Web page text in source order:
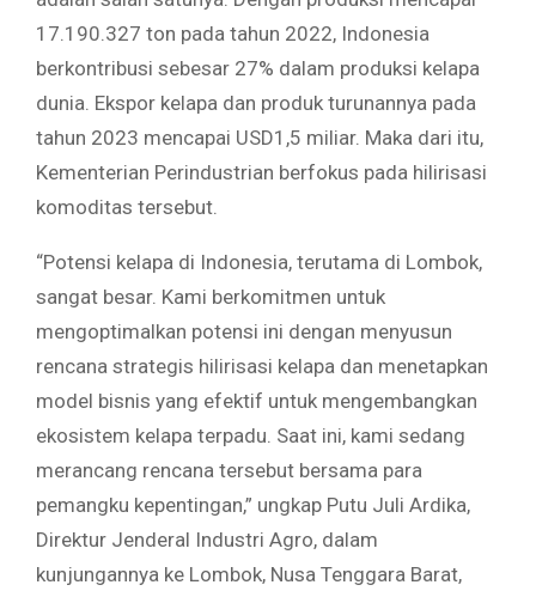
17.190.327 ton pada tahun 2022, Indonesia
berkontribusi sebesar 27% dalam produksi kelapa
dunia. Ekspor kelapa dan produk turunannya pada
tahun 2023 mencapai USD1,5 miliar. Maka dari itu,
Kementerian Perindustrian berfokus pada hilirisasi
komoditas tersebut.
“Potensi kelapa di Indonesia, terutama di Lombok,
sangat besar. Kami berkomitmen untuk
mengoptimalkan potensi ini dengan menyusun
rencana strategis hilirisasi kelapa dan menetapkan
model bisnis yang efektif untuk mengembangkan
ekosistem kelapa terpadu. Saat ini, kami sedang
merancang rencana tersebut bersama para
pemangku kepentingan,” ungkap Putu Juli Ardika,
Direktur Jenderal Industri Agro, dalam
kunjungannya ke Lombok, Nusa Tenggara Barat,